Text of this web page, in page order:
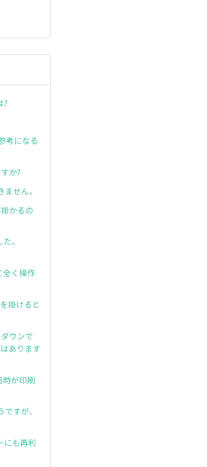
?
考になる
か?
せん。
かるの
。
全く操作
掛けると
ウンで
あります
時が印刷
すが、
にも再利